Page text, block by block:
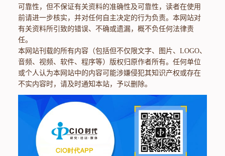
可靠性，但不保证有关资料的准确性及可靠性，读者在使用
前请进一步核实，并对任何自主决定的行为负责。本网站对
有关资料所引致的错误、不确或遗漏，概不负任何法律责
任。
本网站刊载的所有内容（包括但不仅限文字、图片、LOGO、
音频、视频、软件、程序等）版权归原作者所有。任何单位
或个人认为本网站中的内容可能涉嫌侵犯其知识产权或存在
不实内容时，请及时通知本站，予以删除。